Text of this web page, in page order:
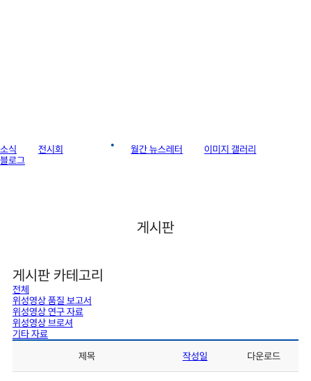
소식 전시회 월간 뉴스레터
이미지 갤러리
블로그
게시판
게시판 카테고리
전체
위성영상 품질 보고서
위성영상 연구 자료
위성영상 브로셔
기타 자료
제목
작성일 다운로드